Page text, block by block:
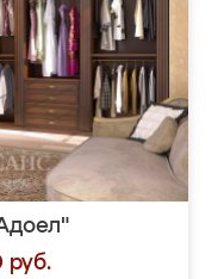
руб.